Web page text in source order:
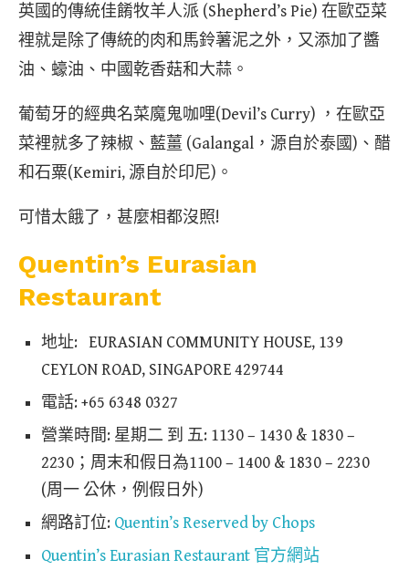
英國的傳統佳餚牧羊人派 (Shepherd’s Pie) 在歐亞菜
裡就是除了傳統的肉和馬鈴薯泥之外，又添加了醬
油、蠔油、中國乾香菇和大蒜。
葡萄牙的經典名菜魔鬼咖哩(Devil’s Curry) ，在歐亞
菜裡就多了辣椒、藍薑 (Galangal，源自於泰國)、醋
和石粟(Kemiri, 源自於印尼)。
可惜太餓了，甚麼相都沒照!
Quentin’s Eurasian
Restaurant
地址: EURASIAN COMMUNITY HOUSE, 139
CEYLON ROAD, SINGAPORE 429744
電話: +65 6348 0327
營業時間: 星期二 到 五: 1130 – 1430 & 1830 –
2230；周末和假日為1100 – 1400 & 1830 – 2230
(周一 公休，例假日外)
網路訂位: Quentin’s Reserved by Chops
Quentin’s Eurasian Restaurant 官方網站